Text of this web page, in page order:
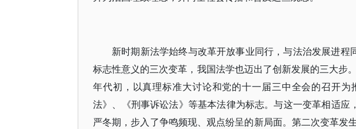
新时期新法学始终与改革开放事业同行，与法治发展进
标志性意义的三次变革，我国法学也迈出了创新发展的三大步
年代初，以真理标准大讨论和党的十一届三中全会的召开
法》、《刑事诉讼法》等基本法律为标志。与这一变革相适应
严冬期，步入了争鸣频现、观点纷呈的新局面。第二次变革发